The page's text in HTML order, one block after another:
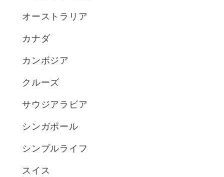
オーストラリア
カナダ
カンボジア
クルーズ
サウジアラビア
シンガポール
シンプルライフ
スイス